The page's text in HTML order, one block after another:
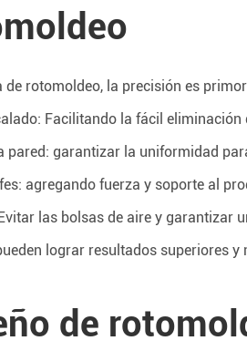
de rotomoldeo, la precisión es
Facilitando la fácil eliminación
pared: garantizar la uniformidad
agregando fuerza y soporte al
las bolsas de aire y garantizar
lograr resultados superiores
de